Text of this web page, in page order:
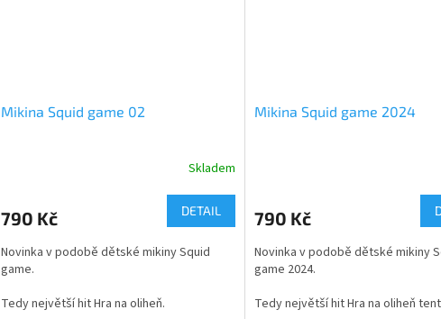
Mikina Squid game 02
je
z
5
Skladem
790 Kč DETAIL
Novinka v podobě dětské mikiny Squid
game.
Tedy největší hit Hra na oliheň.
Mikina Squid game 2024
je
z
5
790 Kč
Novinka v podobě dětské mikiny
game 2024.
Tedy největší hit Hra na oliheň